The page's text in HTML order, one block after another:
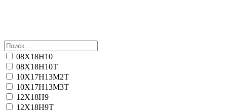
08Х18Н10
08Х18Н10Т
10Х17Н13М2Т
10Х17Н13М3Т
12Х18Н9
12Х18Н9Т